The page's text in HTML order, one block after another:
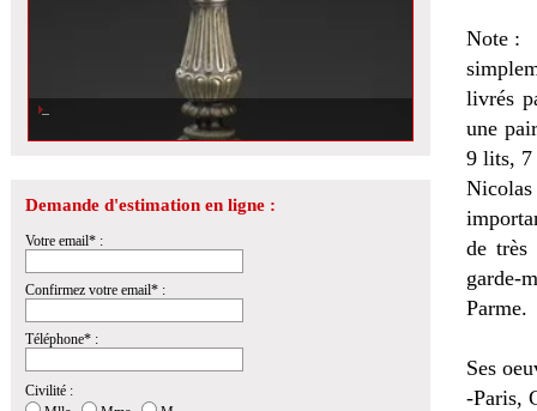
Demande d'estimation en ligne :
Votre email* :
Confirmez votre email* :
Téléphone* :
Civilité :
Note :
livrés
une
9 lits, 7
de très
garde-
Parme.
Ses
-Paris,